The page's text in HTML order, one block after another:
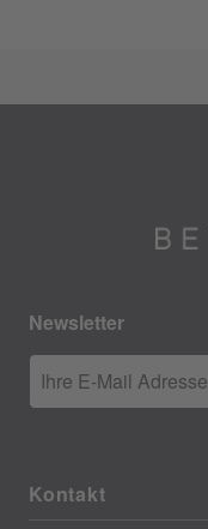
Newsletter
Ihre E-Mail Adresse
Kontakt